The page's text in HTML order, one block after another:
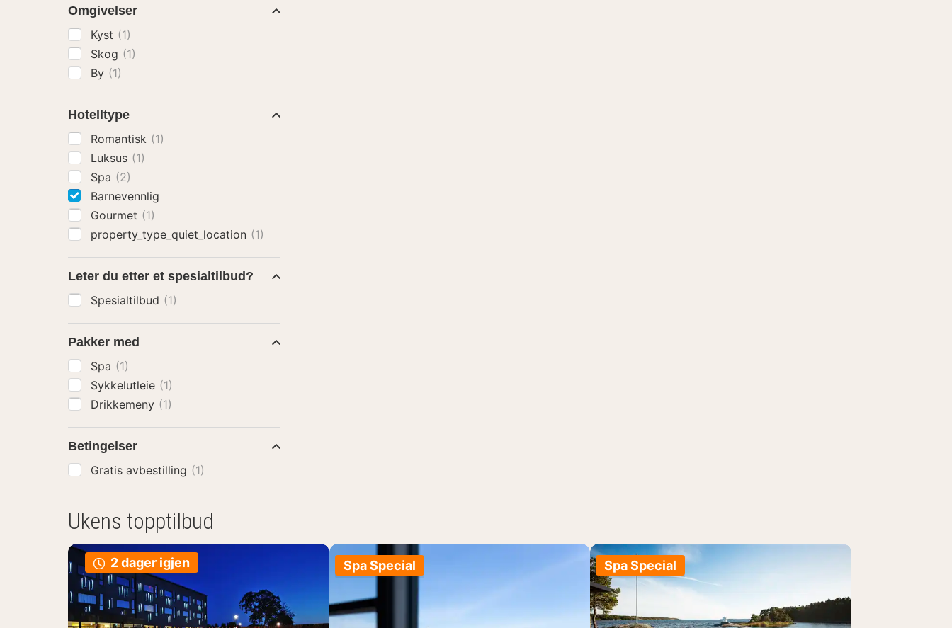
Omgivelser
Kyst (1)
Skog (1)
By (1)
Hotelltype
Romantisk (1)
Luksus (1)
Spa (2)
Barnevennlig
Gourmet (1)
property_type_quiet_location (1)
Leter du etter et spesialtilbud?
Spesialtilbud (1)
Pakker med
Spa (1)
Sykkelutleie (1)
Drikkemeny (1)
Betingelser
Gratis avbestilling (1)
Ukens topptilbud
2 dager igjen Spa Special Spa Special